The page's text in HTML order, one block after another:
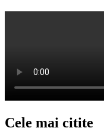
Cele mai citite